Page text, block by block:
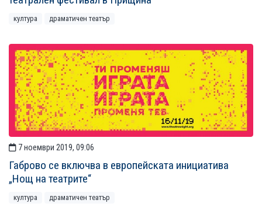
култура драматичен театър
7 ноември 2019, 09:06
Габрово се включва в европейската инициатива
„Нощ на театрите“
култура драматичен театър